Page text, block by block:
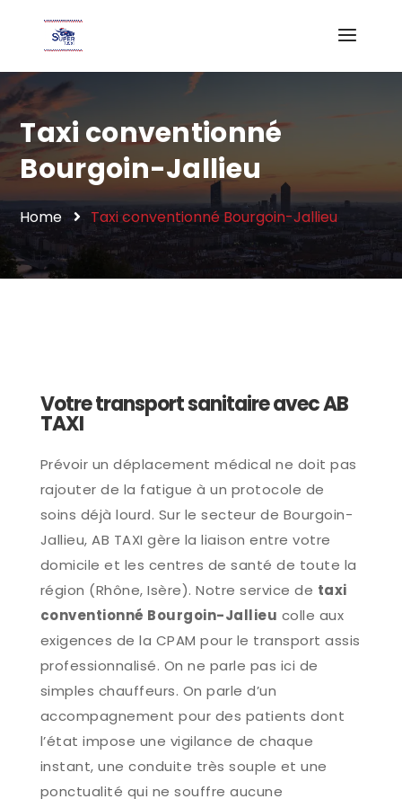
Taxi conventionné
Bourgoin-Jallieu
Home Taxi conventionné Bourgoin-Jallieu
Votre transport sanitaire avec AB
TAXI
Prévoir un déplacement médical ne doit pas
rajouter de la fatigue à un protocole de
soins déjà lourd. Sur le secteur de Bourgoin-
Jallieu, AB TAXI gère la liaison entre votre
domicile et les centres de santé de toute la
région (Rhône, Isère). Notre service de taxi
conventionné Bourgoin-Jallieu colle aux
exigences de la CPAM pour le transport assis
professionnalisé. On ne parle pas ici de
simples chauffeurs. On parle d’un
accompagnement pour des patients dont
l’état impose une vigilance de chaque
instant, une conduite très souple et une
ponctualité qui ne souffre aucune